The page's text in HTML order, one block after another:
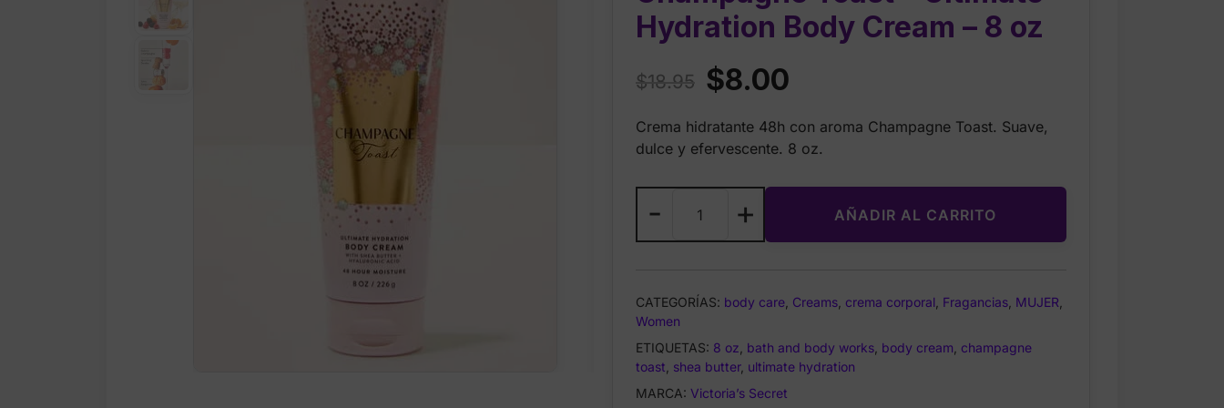
Hydration Body Cream – 8 oz
$18.95 Original
was:
$8.00
is:
Crema hidratante 48h con aroma Champagne Toast. Suave,
dulce y efervescente. 8 oz.
-
&
Body
Toast
Ultimate
Hydration
Body
+ AÑADIR AL CARRITO
CATEGORÍAS: body care Creams crema corporal Fragancias MUJER
Women
ETIQUETAS: 8 oz bath and body works body cream champagne
toast shea butter, ultimate hydration
MARCA: Victoria’s Secret